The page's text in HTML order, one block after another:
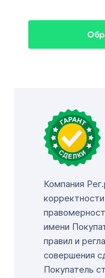
Компания
имени
правил и
совершения
Покупатель